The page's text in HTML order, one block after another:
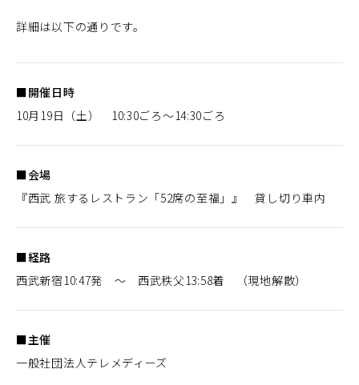
詳細は以下の通りです。
■開催日時
10月19日（土） 10:30ごろ～14:30ごろ
■会場
『西武 旅するレストラン「52席の至福」』 貸し切り車内
■経路
西武新宿10:47発 ～ 西武秩父13:58着 （現地解散）
■主催
一般社団法人テレメディーズ